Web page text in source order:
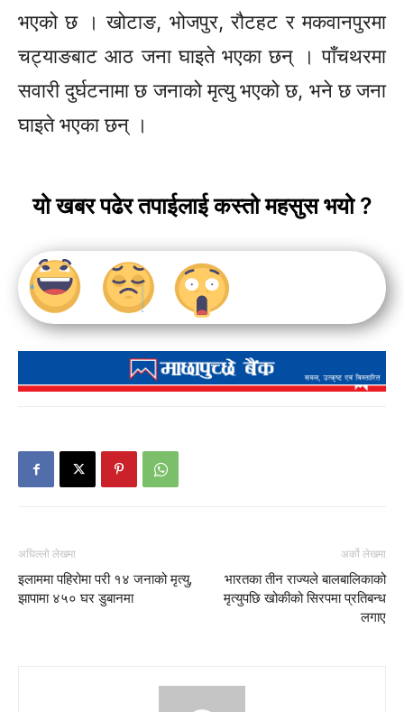
भएको छ । खोटाङ, भोजपुर, रौटहट र मकवानपुरमा
चट्याङबाट आठ जना घाइते भएका छन् । पाँचथरमा
सवारी दुर्घटनामा छ जनाको मृत्यु भएको छ, भने छ जना
घाइते भएका छन् ।
यो खबर पढेर तपाईलाई कस्तो महसुस भयो ?
अघिल्लो लेखमा
इलाममा पहिरोमा परी १४ जनाको मृत्यु,
झापामा ४५० घर डुबानमा
अर्को लेखमा
भारतका तीन राज्यले बालबालिकाको
मृत्युपछि खोकीको सिरपमा प्रतिबन्ध
लगाए